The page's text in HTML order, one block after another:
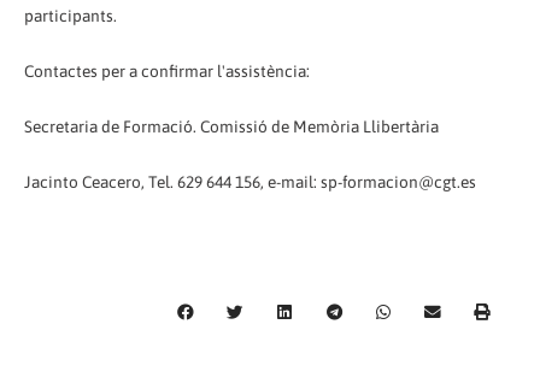
participants.
Contactes per a confirmar l'assistència:
Secretaria de Formació. Comissió de Memòria Llibertària
Jacinto Ceacero, Tel. 629 644 156, e-mail: sp-formacion@cgt.es